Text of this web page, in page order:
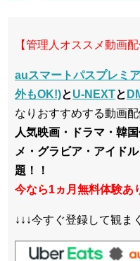
【管理人オススメ動画
auスマートパスプレミ
外もOK!)とU-NEXTと
なりおすすめする動画配
人気映画・ドラマ・韓
メ・グラビア・アイド
題！！
今なら1ヵ月無料体験あ
↓↓↓今すぐ登録して観ま